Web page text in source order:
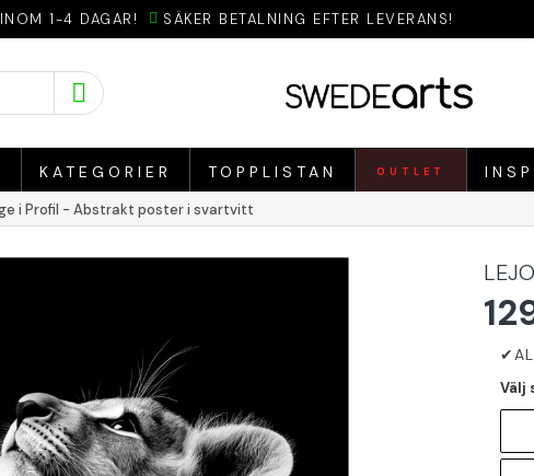
1-4 DAGAR! SÄKER BETALNING EFTER LEVERANS!
KATEGORIER TOPPLISTAN OUTLET
i Profil - Abstrakt poster i svartvitt
Välj